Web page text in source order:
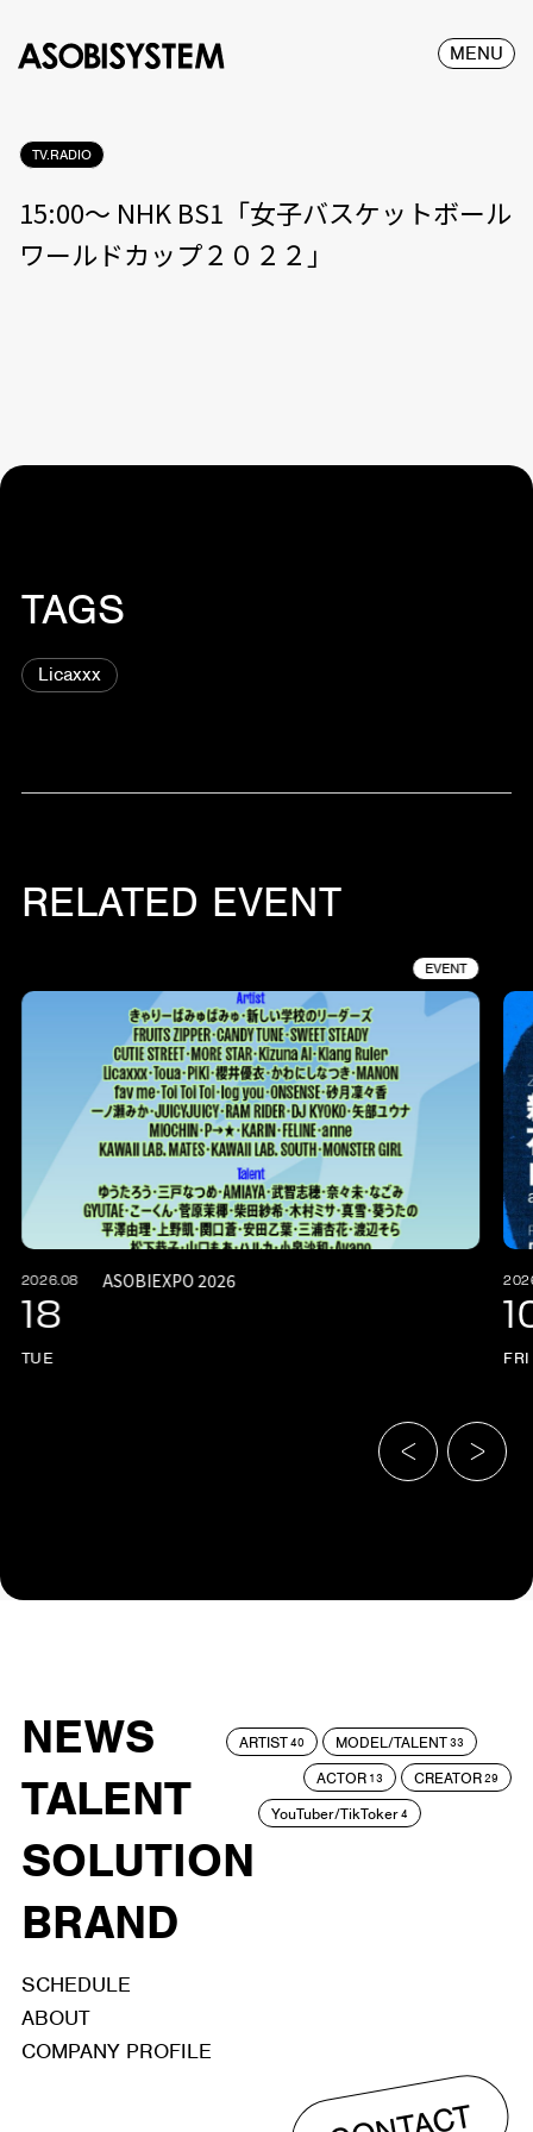
MENU
TV.RADIO
15:00〜 NHK BS1「女子バスケットボール
ワールドカップ２０２２」
TAGS
Licaxxx
RELATED EVENT
EVENT
2026.08
18
TUE
ASOBIEXPO 2026
FRI
NEWS
TALENT
SOLUTION
BRAND
ARTIST40 MODEL/TALENT33
ACTOR 13 CREATOR29
YouTuber/TikToker4
SCHEDULE
ABOUT
COMPANY PROFILE